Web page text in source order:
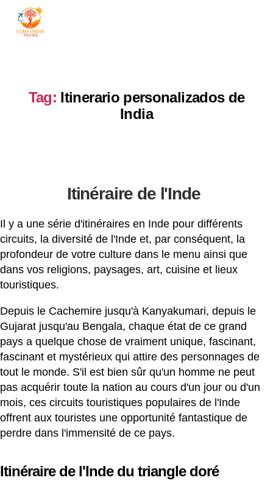
Tag: Itinerario personalizados de
India
Itinéraire de l'Inde
Il y a une série d'itinéraires en Inde pour différents
circuits, la diversité de l'Inde et, par conséquent, la
profondeur de votre culture dans le menu ainsi que
dans vos religions, paysages, art, cuisine et lieux
touristiques.
Depuis le Cachemire jusqu'à Kanyakumari, depuis le
Gujarat jusqu'au Bengala, chaque état de ce grand
pays a quelque chose de vraiment unique, fascinant,
fascinant et mystérieux qui attire des personnages de
tout le monde. S'il est bien sûr qu'un homme ne peut
pas acquérir toute la nation au cours d'un jour ou d'un
mois, ces circuits touristiques populaires de l'Inde
offrent aux touristes une opportunité fantastique de
perdre dans l'immensité de ce pays.
Itinéraire de l'Inde du triangle doré